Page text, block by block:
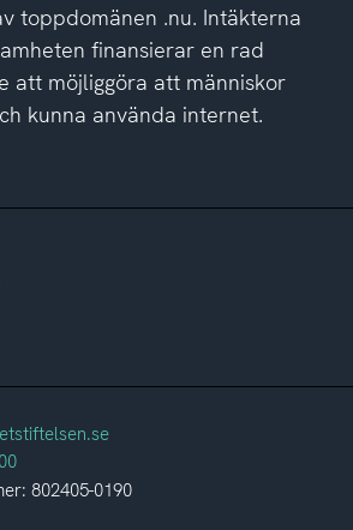
toppdomänen .nu. Intäkterna
finansierar en rad
att möjliggöra att människor
kunna använda internet.
802405-0190